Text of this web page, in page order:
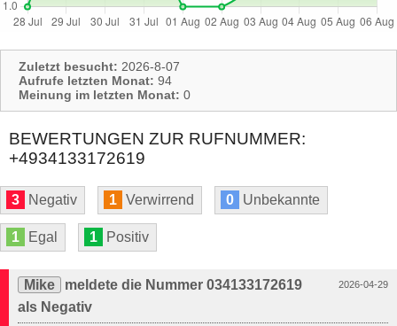
Zuletzt besucht: 2026-8-07
Aufrufe letzten Monat: 94
Meinung im letzten Monat: 0
BEWERTUNGEN ZUR RUFNUMMER:
+4934133172619
3 Negativ 1 Verwirrend 0 Unbekannte
1 Egal 1 Positiv
2026-04-29
Mike
meldete die Nummer 034133172619
als Negativ